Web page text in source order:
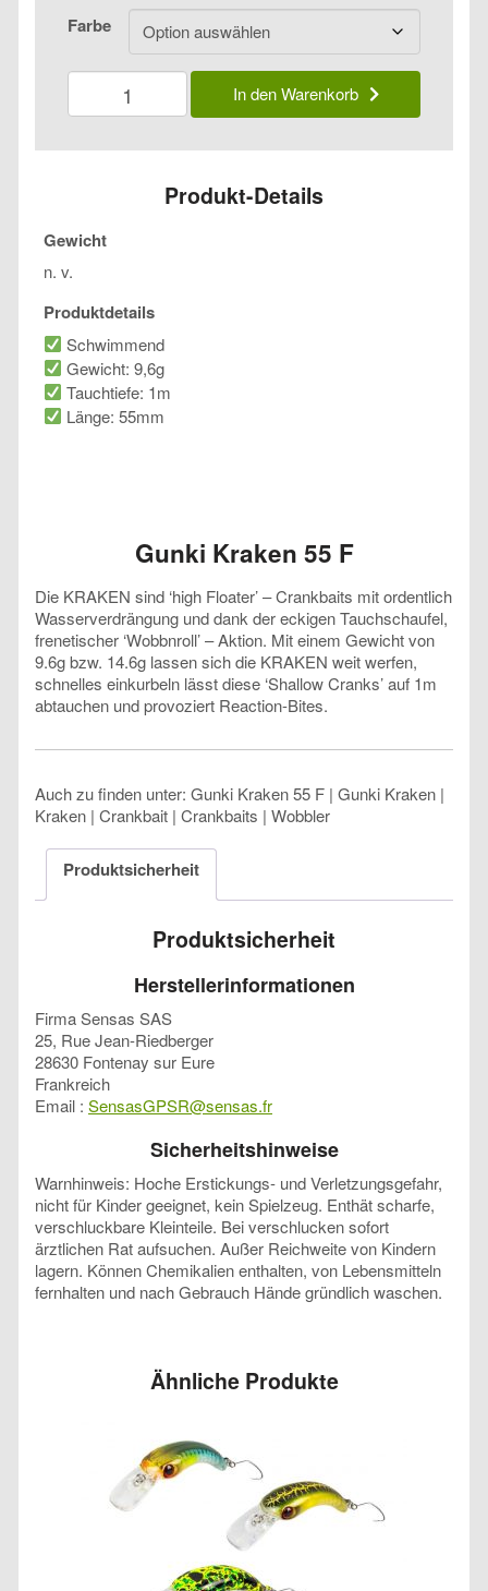
Gunki Kraken 55 F
Die KRAKEN sind ‘high Floater’ – Crankbaits mit ordentlich
Wasserverdrängung und dank der eckigen Tauchschaufel,
frenetischer ‘Wobbnroll’ – Aktion. Mit einem Gewicht von
9.6g bzw. 14.6g lassen sich die KRAKEN weit werfen,
schnelles einkurbeln lässt diese ‘Shallow Cranks’ auf 1m
abtauchen und provoziert Reaction-Bites.
Auch zu finden unter: Gunki Kraken 55 F | Gunki Kraken |
Kraken | Crankbait | Crankbaits | Wobbler
Farbe
Gunki
55
F
In den Warenkorb
Produkt-Details
Gewicht
n. v.
Produktdetails
Schwimmend
Gewicht: 9,6g
Tauchtiefe: 1m
Länge: 55mm
Produktsicherheit
Produktsicherheit
Herstellerinformationen
Firma Sensas SAS
25, Rue Jean-Riedberger
28630 Fontenay sur Eure
Frankreich
Email : SensasGPSR@sensas.fr
Sicherheitshinweise
Warnhinweis: Hoche Erstickungs- und Verletzungsgefahr,
nicht für Kinder geeignet, kein Spielzeug. Enthät scharfe,
verschluckbare Kleinteile. Bei verschlucken sofort
ärztlichen Rat aufsuchen. Außer Reichweite von Kindern
lagern. Können Chemikalien enthalten, von Lebensmitteln
fernhalten und nach Gebrauch Hände gründlich waschen.
Ähnliche Produkte